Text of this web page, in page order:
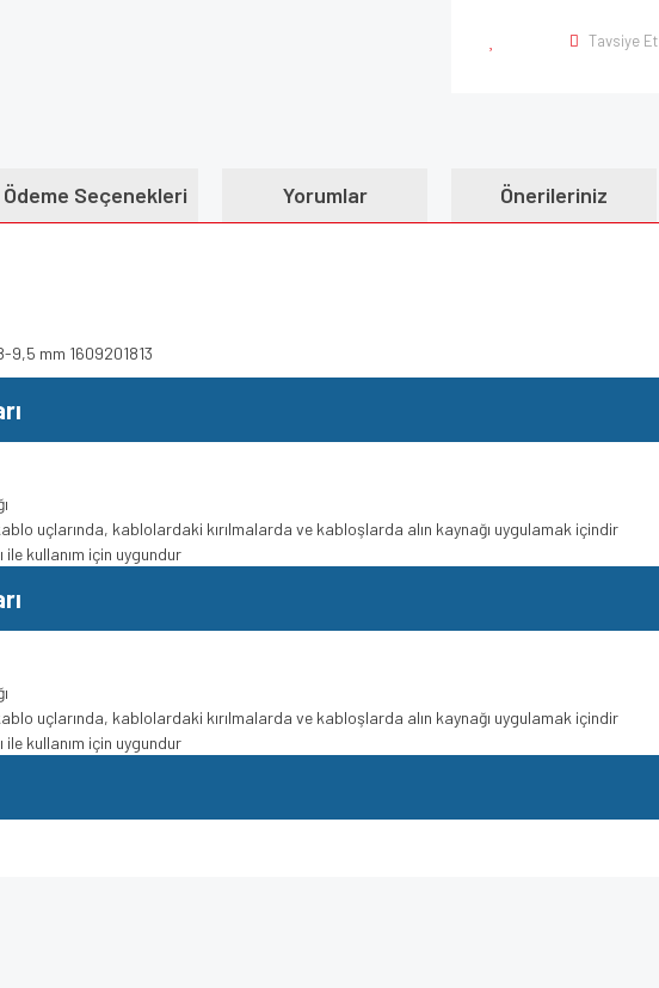
Tavsiye Et
Ödeme Seçenekleri Yorumlar Önerileriniz
9,5 mm 1609201813
uçlarında, kablolardaki kırılmalarda ve kabloşlarda alın kaynağı uygulamak içindir
kullanım için uygundur
uçlarında, kablolardaki kırılmalarda ve kabloşlarda alın kaynağı uygulamak içindir
kullanım için uygundur